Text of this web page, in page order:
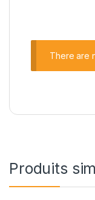
There are
Produits